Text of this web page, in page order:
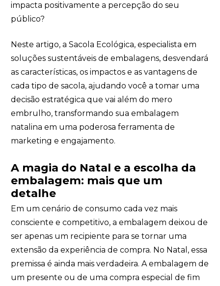
impacta positivamente a percepção do seu
público?
Neste artigo, a Sacola Ecológica, especialista em
soluções sustentáveis de embalagens, desvendará
as características, os impactos e as vantagens de
cada tipo de sacola, ajudando você a tomar uma
decisão estratégica que vai além do mero
embrulho, transformando sua embalagem
natalina em uma poderosa ferramenta de
marketing e engajamento.
A magia do Natal e a escolha da
embalagem: mais que um
detalhe
Em um cenário de consumo cada vez mais
consciente e competitivo, a embalagem deixou de
ser apenas um recipiente para se tornar uma
extensão da experiência de compra. No Natal, essa
premissa é ainda mais verdadeira. A embalagem de
um presente ou de uma compra especial de fim